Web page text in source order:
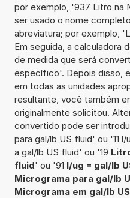
por exemplo, '937 Litro na
ser usado o nome
abreviatura; por exemplo,
Em seguida, a calculadora
de medida que será
específico'. Depois disso,
em todas as unidades
resultante, você também
originalmente solicitou.
convertido pode ser
para gal/lb US fluid' ou '11
a gal/lb US fluid' ou '19
fluid' ou '91 l/ug = gal/lb
Micrograma para gal/lb
Micrograma em gal/lb